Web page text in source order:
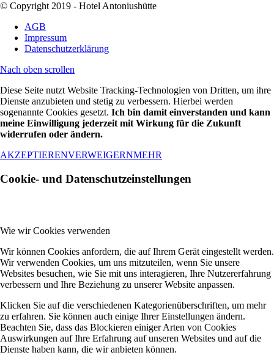
© Copyright 2019 - Hotel Antoniushütte
AGB
Impressum
Datenschutzerklärung
Nach oben scrollen
Diese Seite nutzt Website Tracking-Technologien von Dritten, um ihre
Dienste anzubieten und stetig zu verbessern. Hierbei werden
sogenannte Cookies gesetzt. Ich bin damit einverstanden und kann
meine Einwilligung jederzeit mit Wirkung für die Zukunft
widerrufen oder ändern.
AKZEPTIERENVERWEIGERNMEHR
Cookie- und Datenschutzeinstellungen
Wie wir Cookies verwenden
Wir können Cookies anfordern, die auf Ihrem Gerät eingestellt werden.
Wir verwenden Cookies, um uns mitzuteilen, wenn Sie unsere
Websites besuchen, wie Sie mit uns interagieren, Ihre Nutzererfahrung
verbessern und Ihre Beziehung zu unserer Website anpassen.
Klicken Sie auf die verschiedenen Kategorienüberschriften, um mehr
zu erfahren. Sie können auch einige Ihrer Einstellungen ändern.
Beachten Sie, dass das Blockieren einiger Arten von Cookies
Auswirkungen auf Ihre Erfahrung auf unseren Websites und auf die
Dienste haben kann, die wir anbieten können.